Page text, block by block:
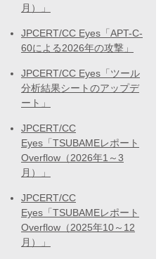
月）」
JPCERT/CC Eyes「APT-C-
60による2026年の攻撃」
JPCERT/CC Eyes「ツール
分析結果シートのアップデ
ート」
JPCERT/CC
Eyes「TSUBAMEレポート
Overflow（2026年1～3
月）」
JPCERT/CC
Eyes「TSUBAMEレポート
Overflow（2025年10～12
月）」